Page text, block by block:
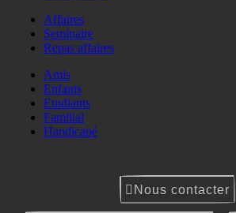
Affaires
Seminaire
Repas affaires
Amis
Enfants
Etudiants
Familial
Handicapé
Nous contacter